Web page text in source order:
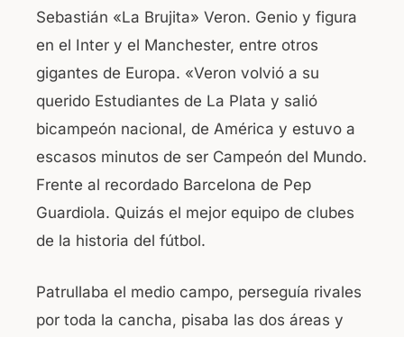
Sebastián «La Brujita» Veron. Genio y figura
en el Inter y el Manchester, entre otros
gigantes de Europa. «Veron volvió a su
querido Estudiantes de La Plata y salió
bicampeón nacional, de América y estuvo a
escasos minutos de ser Campeón del Mundo.
Frente al recordado Barcelona de Pep
Guardiola. Quizás el mejor equipo de clubes
de la historia del fútbol.
Patrullaba el medio campo, perseguía rivales
por toda la cancha, pisaba las dos áreas y